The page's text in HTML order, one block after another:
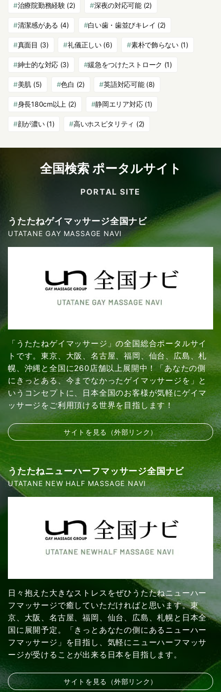
治療院勤務経験(2) 深夜の対応可能(2)
清潔感がある (4) 白い歯・歯並びキレイ (2)
真面目 (3) 礼儀正しい(6) 素朴で飾らない(1)
紳士的な対応(3) 緩急をつけたストローク (1)
美肌 (5) 色白 (2) 英語対応可能(8)
身長180cm以上 (2) 静岡エリア対応(1)
顔が濃い(1) 高いホスピタリティ (2)
全国検索 ポータルサイト
PORTAL SITE
うたたねゲイマッサージ全国ナビ
UTATANE GAY MASSAGE NAVI
「うたたねゲイマッサージ」の全国総合ポータルサイ
トです。東京、大阪、名古屋、福岡、仙台、広島、札
幌、沖縄と全国に260店舗以上展開中！「あなたの側
にきっとある、今までなかったゲイマッサージを」と
いうコンセプトに、日本全国のお客様が気軽にゲイマ
ッサージをご利用頂ける世界を目指します！
サイトを見る（外部リンク）
うたたねニューハーフマッサージ全国ナビ
UTATANE NEW HALF MASSAGE NAVI
日々抱えた大きなストレスをぜひうたたねニューハー
フマッサージで癒していただければと思います。東
京、大阪、名古屋、福岡、仙台、広島、札幌と日本全
国に展開予定。「きっとあなたの側にあるニューハー
フマッサージ」を目指し、気軽にニューハーフマッサ
ージが受けることが出来る日本を目指します。
サイトを見る（外部リンク）